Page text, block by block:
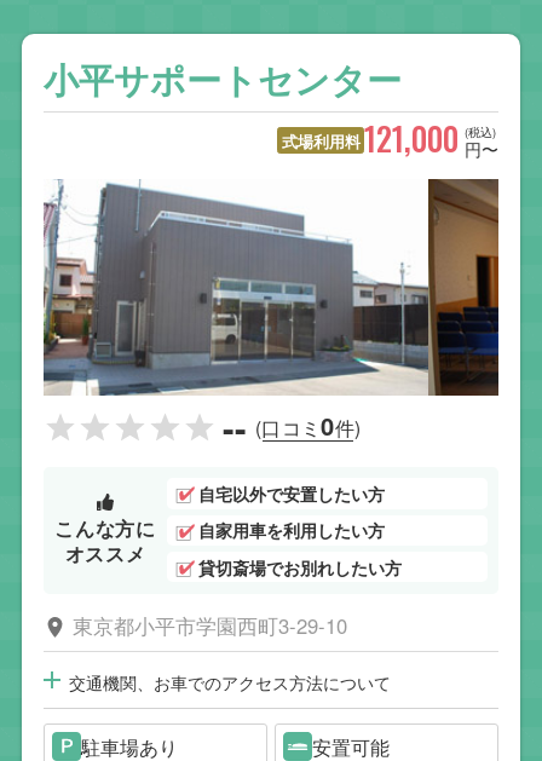
小平サポートセンター
式場利用料 (税込)
121,000 円〜
-- (口コミ0件)
こんな方に
オススメ
自宅以外で安置したい方
自家用車を利用したい方
貸切斎場でお別れしたい方
東京都小平市学園西町3-29-10
交通機関、お車でのアクセス方法について
駐車場あり
安置可能